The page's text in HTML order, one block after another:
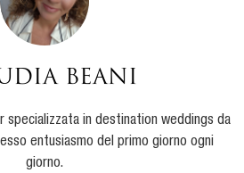
Beani
specializzata in destination weddings da
entusiasmo del primo giorno ogni
giorno.